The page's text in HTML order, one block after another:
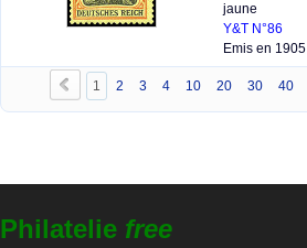
jaune
Y&T N°86
Emis en 1905
1 2 3 4 10 20 30 40
Philatelie free